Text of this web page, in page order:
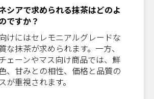
シアで求められる抹茶はどのよ
ですか？
けにはセレモニアルグレードな
な抹茶が求められます。一方、
ェーンやマス向け商品では、鮮
、甘みとの相性、価格と品質の
が重視されます。